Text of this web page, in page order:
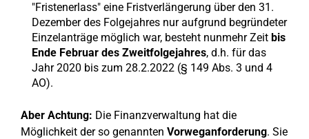
"Fristenerlass" eine Fristverlängerung über den 31.
Dezember des Folgejahres nur aufgrund begründeter
Einzelanträge möglich war, besteht nunmehr Zeit bis
Ende Februar des Zweitfolgejahres, d.h. für das
Jahr 2020 bis zum 28.2.2022 (§ 149 Abs. 3 und 4
AO).
Aber Achtung: Die Finanzverwaltung hat die
Möglichkeit der so genannten Vorweganforderung. Sie